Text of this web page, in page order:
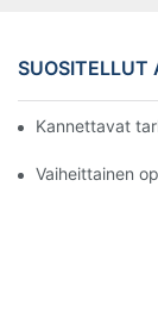
SUOSITELLUT
Kannettavat
Vaiheittainen